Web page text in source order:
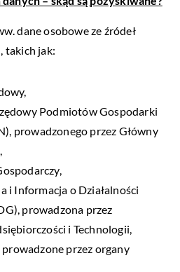
dane osobowe ze źródeł
takich jak:
Podmiotów Gospodarki
prowadzonego przez Główny
i Informacja o Działalności
prowadzona przez
i Technologii,
przez organy